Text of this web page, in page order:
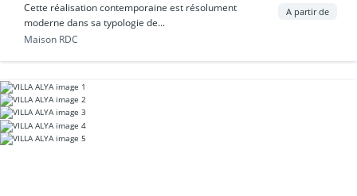
Cette réalisation contemporaine est résolument
moderne dans sa typologie de...
A partir de
Maison RDC